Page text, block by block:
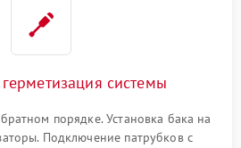
системы
порядке. Установка бака на
Подключение патрубков с